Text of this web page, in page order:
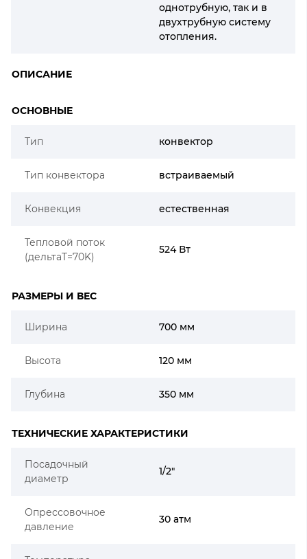
однотрубную, так и в
двухтрубную систему
отопления.
ОПИСАНИЕ
ОСНОВНЫЕ
Тип конвектор
Тип конвектора встраиваемый
Конвекция естественная
Тепловой поток
(дельтаT=70K)
524 Вт
РАЗМЕРЫ И ВЕС
Ширина 700 мм
Высота 120 мм
Глубина 350 мм
ТЕХНИЧЕСКИЕ ХАРАКТЕРИСТИКИ
Посадочный
диаметр
1/2"
Опрессовочное
давление
30 атм